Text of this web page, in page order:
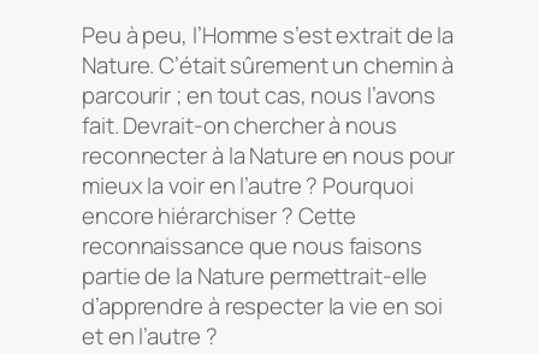
Peu à peu, l’Homme s’est extrait de la
Nature. C’était sûrement un chemin à
parcourir ; en tout cas, nous l’avons
fait. Devrait-on chercher à nous
reconnecter à la Nature en nous pour
mieux la voir en l’autre ? Pourquoi
encore hiérarchiser ? Cette
reconnaissance que nous faisons
partie de la Nature permettrait-elle
d’apprendre à respecter la vie en soi
et en l’autre ?